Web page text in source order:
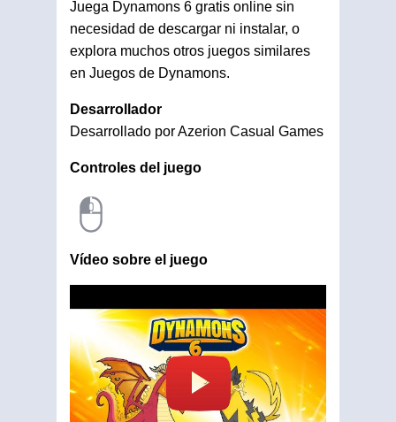
Juega Dynamons 6 gratis online sin
necesidad de descargar ni instalar, o
explora muchos otros juegos similares
en Juegos de Dynamons.
Desarrollador
Desarrollado por Azerion Casual Games
Controles del juego
Vídeo sobre el juego